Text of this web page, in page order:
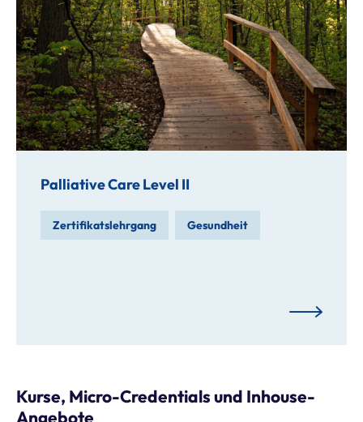
Palliative Care Level II
Zertifikatslehrgang Gesundheit
Kurse, Micro-Credentials und Inhouse-
Angebote